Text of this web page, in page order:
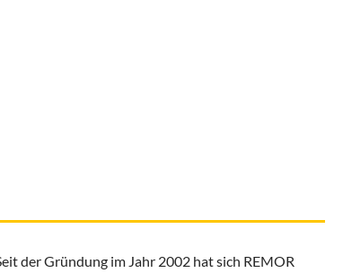
der Gründung im Jahr 2002 hat sich REMOR